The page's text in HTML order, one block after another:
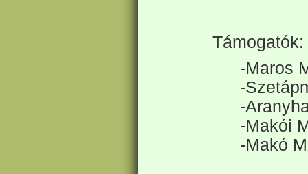
Támogatók:
-Maros
-
-
-Makói
-Makó